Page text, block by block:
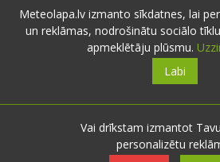
Kontakti
nosūti ziņu
Seko mums
Meteolapa.lv izmanto sīkdatnes, lai
un reklāmas, nodrošinātu sociālo
apmeklētāju plūsmu.
Labi
Vai drīkstam izmantot
personalizētu